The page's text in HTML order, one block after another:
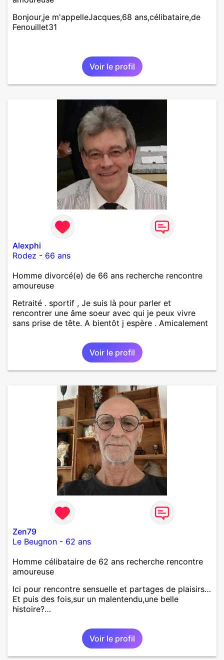
Bonjour,je m'appelleJacques,68 ans,célibataire,de
Fenouillet31
Voir le profil
Alexphi
Rodez - 66 ans
Homme divorcé(e) de 66 ans recherche rencontre
amoureuse
Retraité . sportif , Je suis là pour parler et
rencontrer une âme soeur avec qui je peux vivre
sans prise de tête. A bientôt j espère . Amicalement
Voir le profil
Zen79
Le Beugnon - 62 ans
Homme célibataire de 62 ans recherche rencontre
amoureuse
Ici pour rencontre sensuelle et partages de plaisirs…
Et puis des fois,sur un malentendu,une belle
histoire?…
Voir le profil